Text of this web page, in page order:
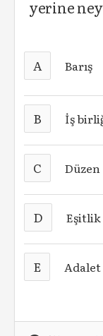
yerine
A Barış
B İş
C Düzen
D Eşitlik
E Adalet